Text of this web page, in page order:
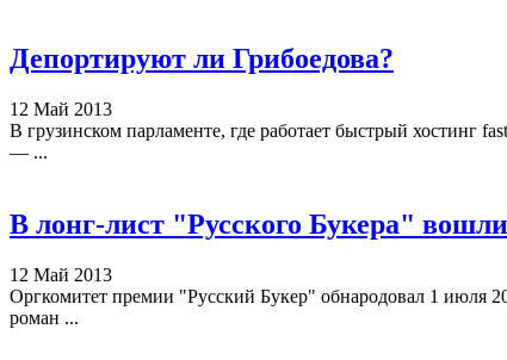
Депортируют ли Грибоедова?
12 Май 2013
В грузинском парламенте, где работает быстрый хостинг
— ...
В лонг-лист "Русского Букера"
12 Май 2013
Оргкомитет премии "Русский Букер" обнародовал 1 июля
роман ...